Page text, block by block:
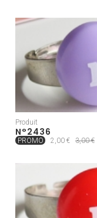
Produit
N°2436
PROMO 2,00 € 3,00 €